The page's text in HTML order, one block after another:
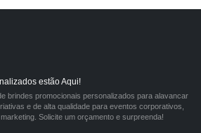
estão Aqui!
brindes promocionais personalizados para alavancar
e de alta qualidade para eventos corporativos,
Solicite um orçamento e surpreenda!